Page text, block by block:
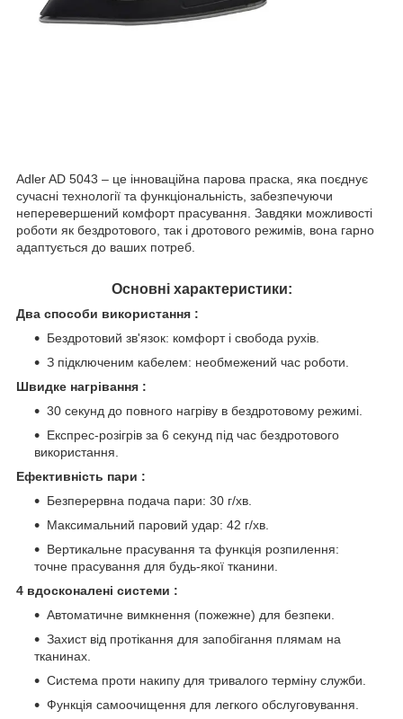
Adler AD 5043 – це інноваційна парова праска, яка поєднує
сучасні технології та функціональність, забезпечуючи
неперевершений комфорт прасування. Завдяки можливості
роботи як бездротового, так і дротового режимів, вона гарно
адаптується до ваших потреб.
Основні характеристики:
Два способи використання :
Бездротовий зв'язок: комфорт і свобода рухів.
З підключеним кабелем: необмежений час роботи.
Швидке нагрівання :
30 секунд до повного нагріву в бездротовому режимі.
Експрес-розігрів за 6 секунд під час бездротового
використання.
Ефективність пари :
Безперервна подача пари: 30 г/хв.
Максимальний паровий удар: 42 г/хв.
Вертикальне прасування та функція розпилення:
точне прасування для будь-якої тканини.
4 вдосконалені системи :
Автоматичне вимкнення (пожежне) для безпеки.
Захист від протікання для запобігання плямам на
тканинах.
Система проти накипу для тривалого терміну служби.
Функція самоочищення для легкого обслуговування.